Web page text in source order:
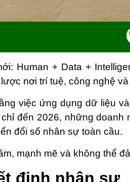
Human + Data +
nơi trí tuệ, công nghệ
việc ứng dụng dữ liệu
đến 2026, những
đổi số nhân sự toàn cầu.
mạnh mẽ và không thể
định nhân sự